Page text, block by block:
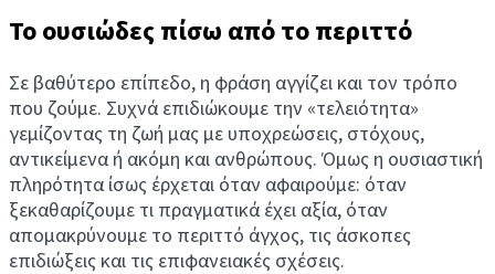
Το ουσιώδες πίσω από το περιττό
Σε βαθύτερο επίπεδο, η φράση αγγίζει και τον τρόπο
που ζούμε. Συχνά επιδιώκουμε την «τελειότητα»
γεμίζοντας τη ζωή μας με υποχρεώσεις, στόχους,
αντικείμενα ή ακόμη και ανθρώπους. Όμως η ουσιαστική
πληρότητα ίσως έρχεται όταν αφαιρούμε: όταν
ξεκαθαρίζουμε τι πραγματικά έχει αξία, όταν
απομακρύνουμε το περιττό άγχος, τις άσκοπες
επιδιώξεις και τις επιφανειακές σχέσεις.